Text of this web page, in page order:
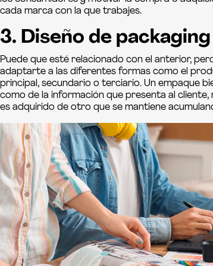
cada marca con la que trabajes.
3. Diseño de packaging
Puede que esté relacionado con el anterior,
adaptarte a las diferentes formas como el
principal, secundario o terciario. Un empaque
como de la información que presenta al
es adquirido de otro que se mantiene